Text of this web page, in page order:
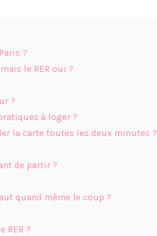
?
le RER oui ?
?
à loger ?
la carte toutes les deux minutes ?
de partir ?
quand même le coup ?
RER ?